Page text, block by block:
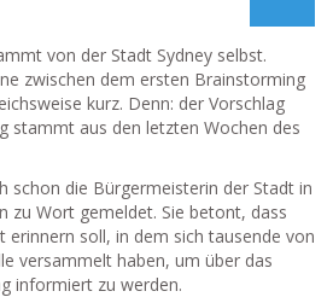
von der Stadt Sydney selbst.
zwischen dem ersten Brainstorming
kurz. Denn: der Vorschlag
stammt aus den letzten Wochen des
schon die Bürgermeisterin der Stadt in
zu Wort gemeldet. Sie betont, dass
erinnern soll, in dem sich tausende von
versammelt haben, um über das
informiert zu werden.